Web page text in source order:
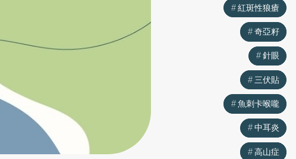
紅斑性狼瘡
奇亞籽
針眼
三伏貼
魚刺卡喉嚨
中耳炎
高山症
紅斑性狼瘡
奇亞籽
針眼
三伏貼
魚刺卡喉嚨
中耳炎
高山症